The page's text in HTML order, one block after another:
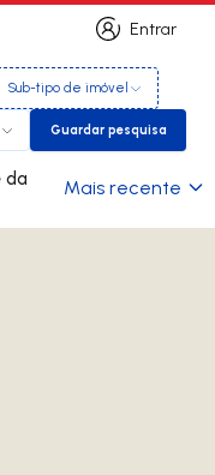
Entrar
Entrar
Sub-tipo de imóvel
Guardar
Guardar pesquisa
Mais recente